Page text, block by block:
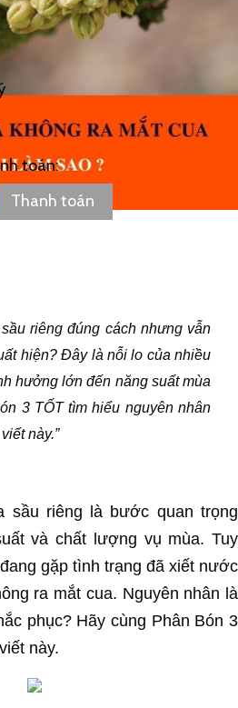
toán:
Thanh toán
riêng đúng cách nhưng vẫn
hiện? Đây là nỗi lo của nhiều
hưởng lớn đến năng suất mùa
3 TỐT tìm hiểu nguyên nhân
này.”
sầu riêng là bước quan trọng
và chất lượng vụ mùa. Tuy
gặp tình trạng đã xiết nước
ra mắt cua. Nguyên nhân là
phục? Hãy cùng Phân Bón 3
này.